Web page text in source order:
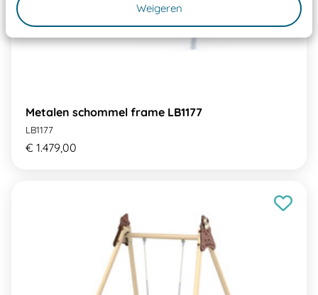
Weigeren
Metalen schommel frame LB1177
LB1177
€ 1.479,00